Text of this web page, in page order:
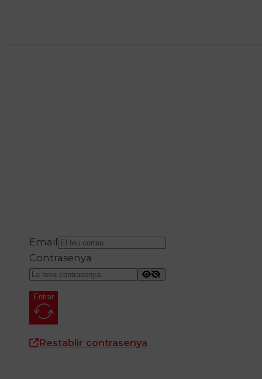
Email
Contrasenya
Entrar
Restablir contrasenya